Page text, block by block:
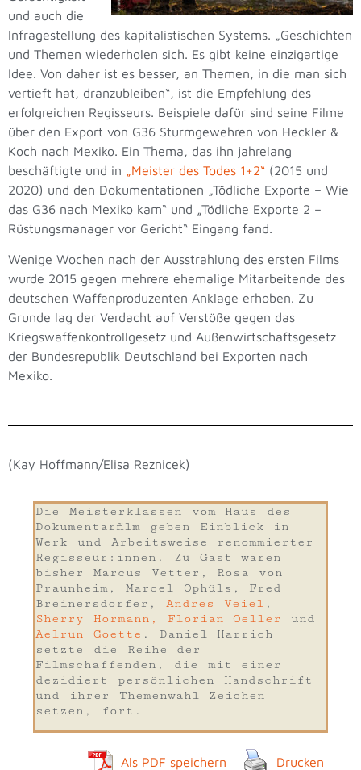
und auch die
Infragestellung des kapitalistischen Systems. „Geschichten
und Themen wiederholen sich. Es gibt keine einzigartige
Idee. Von daher ist es besser, an Themen, in die man sich
vertieft hat, dranzubleiben“, ist die Empfehlung des
erfolgreichen Regisseurs. Beispiele dafür sind seine Filme
über den Export von G36 Sturmgewehren von Heckler &
Koch nach Mexiko. Ein Thema, das ihn jahrelang
beschäftigte und in „Meister des Todes 1+2“ (2015 und
2020) und den Dokumentationen „Tödliche Exporte – Wie
das G36 nach Mexiko kam“ und „Tödliche Exporte 2 –
Rüstungsmanager vor Gericht“ Eingang fand.
Wenige Wochen nach der Ausstrahlung des ersten Films
wurde 2015 gegen mehrere ehemalige Mitarbeitende des
deutschen Waffenproduzenten Anklage erhoben. Zu
Grunde lag der Verdacht auf Verstöße gegen das
Kriegswaffenkontrollgesetz und Außenwirtschaftsgesetz
der Bundesrepublik Deutschland bei Exporten nach
Mexiko.
(Kay Hoffmann/Elisa Reznicek)
Die Meisterklassen vom Haus des
Dokumentarfilm geben Einblick in
Werk und Arbeitsweise renommierter
Regisseur:innen. Zu Gast waren
bisher Marcus Vetter, Rosa von
Praunheim, Marcel Ophüls, Fred
Breinersdorfer, Andres Veiel ,
Sherry Hormann, Florian Oeller
und
Aelrun Goette . Daniel Harrich
setzte die Reihe der
Filmschaffenden, die mit einer
dezidiert persönlichen Handschrift
und ihrer Themenwahl Zeichen
setzen, fort.
Als PDF speichern Drucken